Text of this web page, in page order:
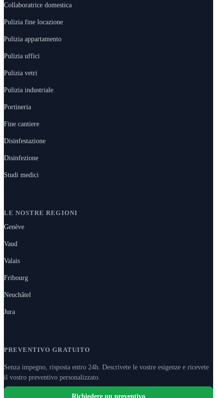
Collaboratrice domestica
Pulizia fine locazione
Pulizia appartamento
Pulizia uffici
Pulizia vetri
Pulizia industriale
Portineria
Fine cantiere
Disinfestazione
Disinfezione
Studi medici
LE NOSTRE REGIONI
Genève
Vaud
Valais
Fribourg
Neuchâtel
Jura
PREVENTIVO GRATUITO
Senza impegno, risposta entro 24h. Descrivete le vostre esigenze e ricevete
il vostro preventivo personalizzato.
Richiedere un preventivo